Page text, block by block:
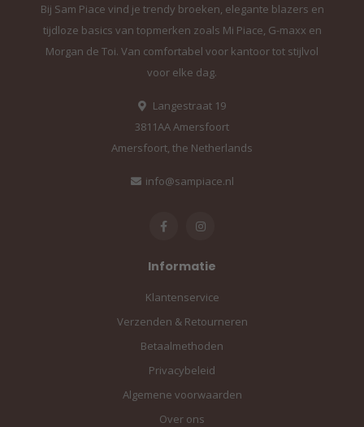
Bij Sam Piace vind je trendy broeken, elegante blazers en
tijdloze basics van topmerken zoals Mi Piace, G-maxx en
Morgan de Toi. Van comfortabel voor kantoor tot stijlvol
voor elke dag.
Langestraat 19
3811AA Amersfoort
Amersfoort, the Netherlands
info@sampiace.nl
Informatie
Klantenservice
Verzenden & Retourneren
Betaalmethoden
Privacybeleid
Algemene voorwaarden
Over ons